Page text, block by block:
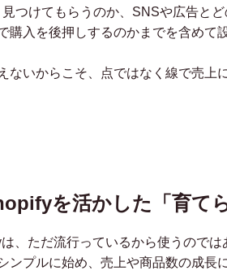
つけてもらうのか、SNSや広告と
購入を後押しするのかまでを含めて
ないからこそ、点ではなく線で売上
を活かした「育て
、ただ流行っているから使うのでは
ンプルに始め、売上や商品数の成長